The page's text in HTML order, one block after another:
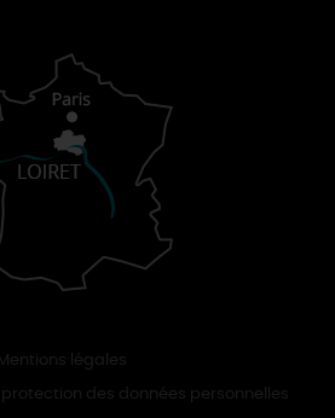
Mentions légales
des données personnelles